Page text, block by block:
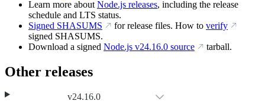
Learn more about Node.js releases, including the release
schedule and LTS status.
Signed SHASUMS
for release files. How to verify
signed SHASUMS.
Download a signed Node.js v24.16.0 source tarball.
Other releases
v24.16.0